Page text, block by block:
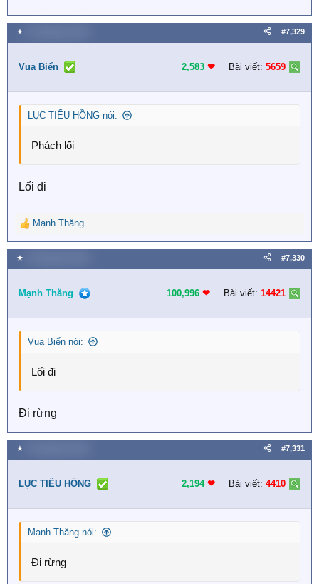
★ #7,329
Vua Biển 2,583 ❤︎ Bài viết: 5659
LỤC TIỂU HỒNG nói:
Phách lối
Lối đi
R
e
a
c
i
n
s
Mạnh Thăng
★ #7,330
Mạnh Thăng 100,996 ❤︎ Bài viết: 14421
Vua Biển nói:
Lối đi
Đi rừng
★ #7,331
LỤC TIỂU HỒNG 2,194 ❤︎ Bài viết: 4410
Mạnh Thăng nói:
Đi rừng